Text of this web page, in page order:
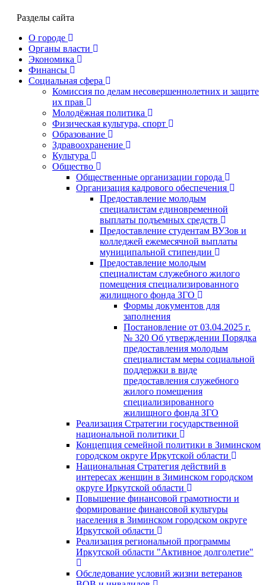
Разделы сайта
О городе
Органы власти
Экономика
Финансы
Социальная сфера
Комиссия по делам несовершеннолетних и защите
их прав
Молодёжная политика
Физическая культура, спорт
Образование
Здравоохранение
Культура
Общество
Общественные организации города
Организация кадрового обеспечения
Предоставление молодым
специалистам единовременной
выплаты подъемных средств
Предоставление студентам ВУЗов и
колледжей ежемесячной выплаты
муниципальной стипендии
Предоставление молодым
специалистам служебного жилого
помещения специализированного
жилищного фонда ЗГО
Формы документов для
заполнения
Постановление от 03.04.2025 г.
№ 320 Об утверждении Порядка
предоставления молодым
специалистам меры социальной
поддержки в виде
предоставления служебного
жилого помещения
специализированного
жилищного фонда ЗГО
Реализация Стратегии государственной
национальной политики
Концепция семейной политики в Зиминском
городском округе Иркутской области
Национальная Стратегия действий в
интересах женщин в Зиминском городском
округе Иркутской области
Повышение финансовой грамотности и
формирование финансовой культуры
населения в Зиминском городском округе
Иркутской области
Реализация региональной программы
Иркутской области "Активное долголетие"
Обследование условий жизни ветеранов